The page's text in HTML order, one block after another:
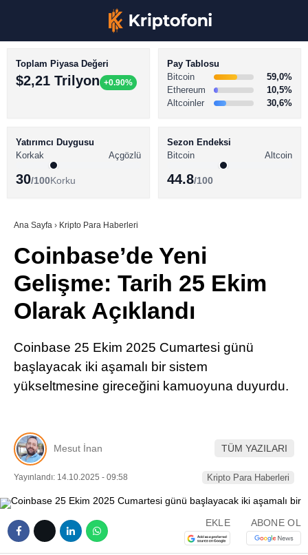
TikTok
LinkedIn
BİTCOİN HABERLERİ
ALTCOİN HABERLERİ
SÖZLÜK
Toplam Piyasa Değeri
$2,21 Trilyon +0.90%
Pay Tablosu
Bitcoin
59,0%
Ethereum
10,5%
Altcoinler
30,6%
Yatırımcı Duygusu
Korkak
Açgözlü
30/100Korku
Sezon Endeksi
Bitcoin
Altcoin
44.8/100
Ana Sayfa › Kripto Para Haberleri
Coinbase’de Yeni
Gelişme: Tarih 25 Ekim
Olarak Açıklandı
Coinbase 25 Ekim 2025 Cumartesi günü
başlayacak iki aşamalı bir sistem
yükseltmesine gireceğini kamuoyuna duyurdu.
Mesut İnan TÜM YAZILARI
Yayınlandı: 14.10.2025 - 09:58 Kripto Para Haberleri
EKLE ABONE OL